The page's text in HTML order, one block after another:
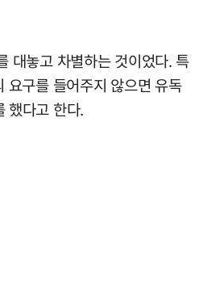
대놓고 차별하는 것이었다. 특
요구를 들어주지 않으면 유독
했다고 한다.